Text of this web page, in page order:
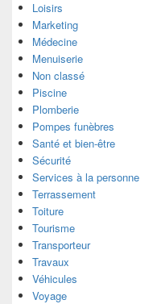
Loisirs
Marketing
Médecine
Menuiserie
Non classé
Piscine
Plomberie
Pompes funèbres
Santé et bien-être
Sécurité
Services à la personne
Terrassement
Toiture
Tourisme
Transporteur
Travaux
Véhicules
Voyage